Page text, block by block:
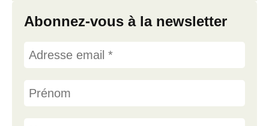
Abonnez-vous à la newsletter